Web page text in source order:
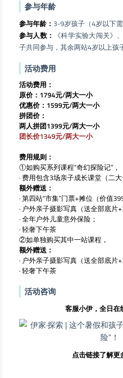
参与年龄
参与年龄： 3-9岁孩子（4岁以下需
参与人数：
《科学实验大闯关》
子共同参与，其余两站4岁以上孩
活动费用
活动费用：
原价：1794元/两大一小
优惠价：1599元/两大一小
拼团价：
两人拼团1399元/两大一小
团长价1349元/两大一小
费用规则：
①如购买系列课程“奇幻探险记”，
· 费用包含3场亲子成长课堂（二大
额外赠送：
· 第四站“市集”门票+摊位（价值
· 户外亲子摄影写真（送全部底片
· 全年户外儿童意外保险；
· 轻奢下午茶
②如单独购买其中一站课程，
额外赠送：
· 户外亲子摄影写真（送全部底片
· 轻奢下午茶
活动咨询
客服小伊，全日在
点击链接了解更